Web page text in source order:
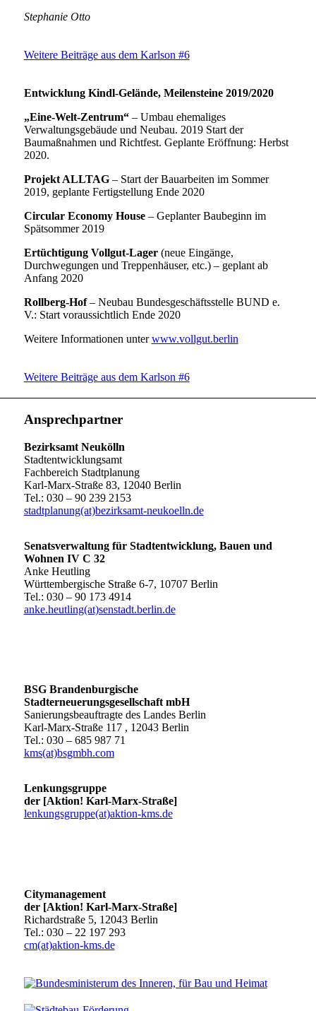
Stephanie Otto
Weitere Beiträge aus dem Karlson #6
Entwicklung Kindl-Gelände, Meilensteine 2019/2020
„Eine-Welt-Zentrum“– Umbau ehemaliges
Verwaltungsgebäude und Neubau. 2019 Start der
Baumaßnahmen und Richtfest. Geplante Eröffnung: Herbst
2020.
Projekt ALLTAG– Start der Bauarbeiten im Sommer
2019, geplante Fertigstellung Ende 2020
Circular Economy House– Geplanter Baubeginn im
Spätsommer 2019
Ertüchtigung Vollgut-Lager(neue Eingänge,
Durchwegungen und Treppenhäuser, etc.) – geplant ab
Anfang 2020
Rollberg-Hof– Neubau Bundesgeschäftsstelle BUND e.
V.: Start voraussichtlich Ende 2020
Weitere Informationen unterwww.vollgut.berlin
Weitere Beiträge aus dem Karlson #6
Ansprechpartner
Bezirksamt Neukölln
Stadtentwicklungsamt
Fachbereich Stadtplanung
Karl-Marx-Straße 83, 12040 Berlin
Tel.: 030 – 90 239 2153
stadtplanung(at)bezirksamt-neukoelln.de
Senatsverwaltung für Stadtentwicklung, Bauen und
Wohnen IV C 32
Anke Heutling
Württembergische Straße 6-7, 10707 Berlin
Tel.: 030 – 90 173 4914
anke.heutling(at)senstadt.berlin.de
BSG Brandenburgische
Stadterneuerungsgesellschaft mbH
Sanierungsbeauftragte des Landes Berlin
Karl-Marx-Straße 117 , 12043 Berlin
Tel.: 030 – 685 987 71
kms(at)bsgmbh.com
Lenkungsgruppe
der [Aktion! Karl-Marx-Straße]
lenkungsgruppe(at)aktion-kms.de
Citymanagement
der [Aktion! Karl-Marx-Straße]
Richardstraße 5, 12043 Berlin
Tel.: 030 – 22 197 293
cm(at)aktion-kms.de